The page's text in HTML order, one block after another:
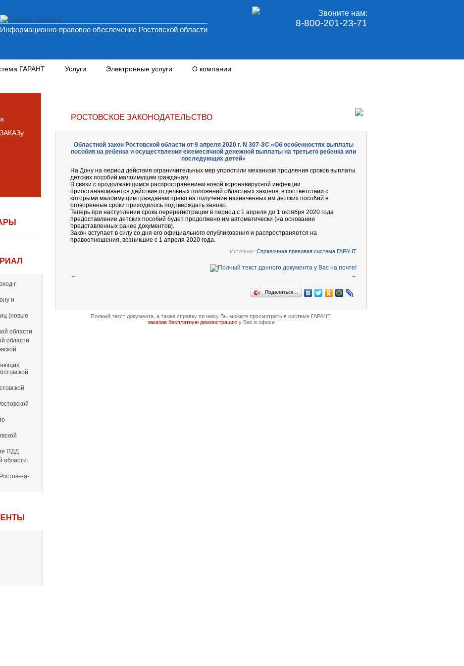
Информационно-правовое обеспечение Ростовской области
Звоните нам:
8-800-201-23-71
ГАРАНТ Услуги Электронные услуги О компании
г.
и
(новые
области
области
ПДД
области.
на-
РОСТОВСКОЕ ЗАКОНОДАТЕЛЬСТВО
Областной закон Ростовской области от 9 апреля 2020 г. N 307-ЗС «Об особенностях выплаты
пособия на ребенка и осуществления ежемесячной денежной выплаты на третьего ребенка или
последующих детей»
На Дону на период действия ограничительных мер упростили механизм продления сроков выплаты
детских пособий малоимущим гражданам.
В связи с продолжающимся распространением новой коронавирусной инфекции
приостанавливается действие отдельных положений областных законов, в соответствии с
которыми малоимущим гражданам право на получение назначенных им детских пособий в
оговоренные сроки приходилось подтверждать заново.
Теперь при наступлении срока перерегистрации в период с 1 апреля до 1 октября 2020 года
предоставление детских пособий будет продолжено им автоматически (на основании
представленных ранее документов).
Закон вступает в силу со дня его официального опубликования и распространяется на
правоотношения, возникшие с 1 апреля 2020 года.
Источник: Справочная правовая система ГАРАНТ
← →
Поделиться…
Полный текст документа, а также справку по нему Вы можете просмотреть в системе ГАРАНТ,
заказав бесплатную демонстрациюу Вас в офисе